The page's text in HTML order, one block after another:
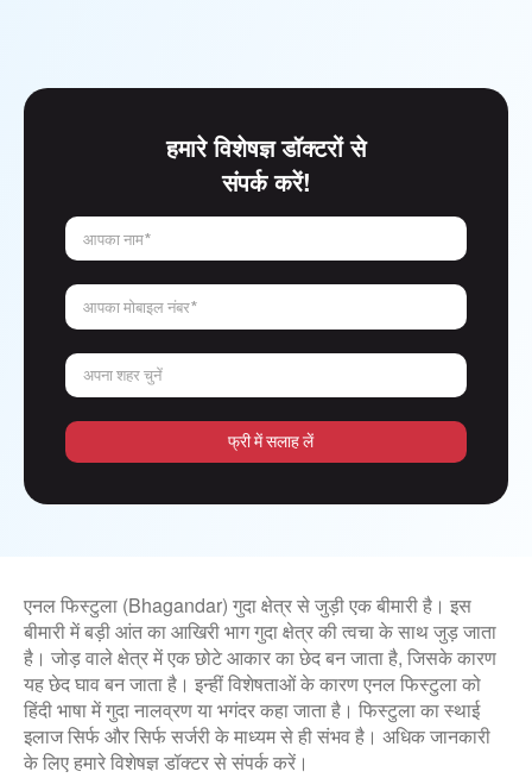
हमारे विशेषज्ञ डॉक्टरों से
संपर्क करें!
आपका नाम*
आपका मोबाइल नंबर*
अपना शहर चुनें
फ्री में सलाह लें
एनल फिस्टुला (Bhagandar) गुदा क्षेत्र से जुड़ी एक बीमारी है। इस
बीमारी में बड़ी आंत का आखिरी भाग गुदा क्षेत्र की त्वचा के साथ जुड़ जाता
है। जोड़ वाले क्षेत्र में एक छोटे आकार का छेद बन जाता है, जिसके कारण
यह छेद घाव बन जाता है। इन्हीं विशेषताओं के कारण एनल फिस्टुला को
हिंदी भाषा में गुदा नालव्रण या भगंदर कहा जाता है। फिस्टुला का स्थाई
इलाज सिर्फ और सिर्फ सर्जरी के माध्यम से ही संभव है। अधिक जानकारी
के लिए हमारे विशेषज्ञ डॉक्टर से संपर्क करें।